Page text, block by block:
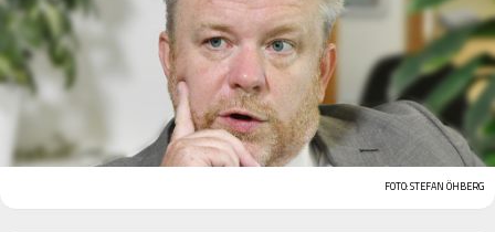
FOTO: STEFAN ÖHBERG